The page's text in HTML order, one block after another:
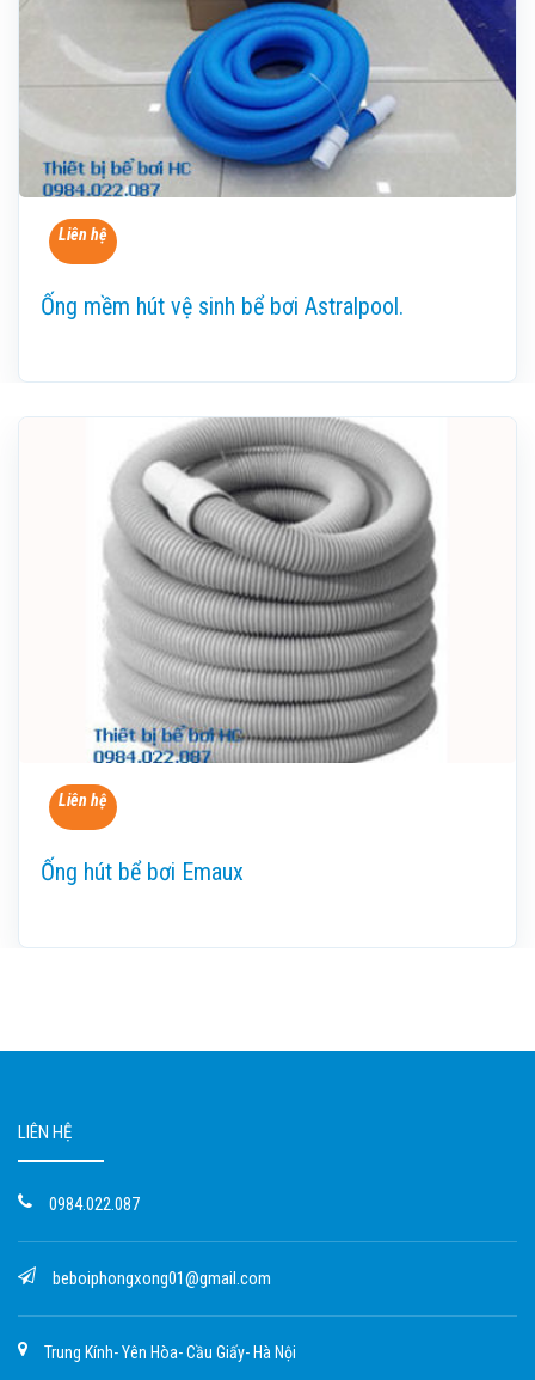
Liên hệ
Ống mềm hút vệ sinh bể bơi Astralpool.
Liên hệ
Ống hút bể bơi Emaux
LIÊN HỆ
0984.022.087
beboiphongxong01@gmail.com
Trung Kính- Yên Hòa- Cầu Giấy- Hà Nội